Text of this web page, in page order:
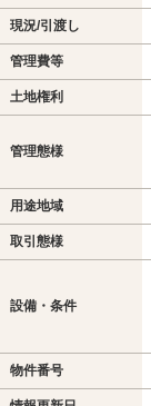
現況/引渡し
管理費等
土地権利
管理態様
用途地域
取引態様
設備・条件
物件番号